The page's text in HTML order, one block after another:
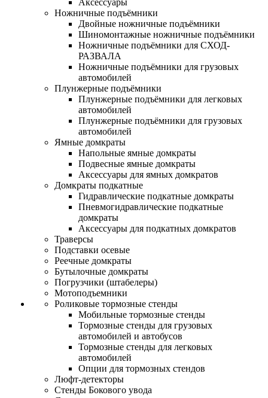
Аксессуары
Ножничные подъёмники
Двойные ножничные подъёмники
Шиномонтажные ножничные подъёмники
Ножничные подъёмники для СХОД-
РАЗВАЛА
Ножничные подъёмники для грузовых
автомобилей
Плунжерные подъёмники
Плунжерные подъёмники для легковых
автомобилей
Плунжерные подъёмники для грузовых
автомобилей
Ямные домкраты
Напольные ямные домкраты
Подвесные ямные домкраты
Аксессуары для ямных домкратов
Домкраты подкатные
Гидравлические подкатные домкраты
Пневмогидравлические подкатные
домкраты
Аксессуары для подкатных домкратов
Траверсы
Подставки осевые
Реечные домкраты
Бутылочные домкраты
Погрузчики (штабелеры)
Мотоподъемники
Роликовые тормозные стенды
Мобильные тормозные стенды
Тормозные стенды для грузовых
автомобилей и автобусов
Тормозные стенды для легковых
автомобилей
Опции для тормозных стендов
Люфт-детекторы
Стенды Бокового увода